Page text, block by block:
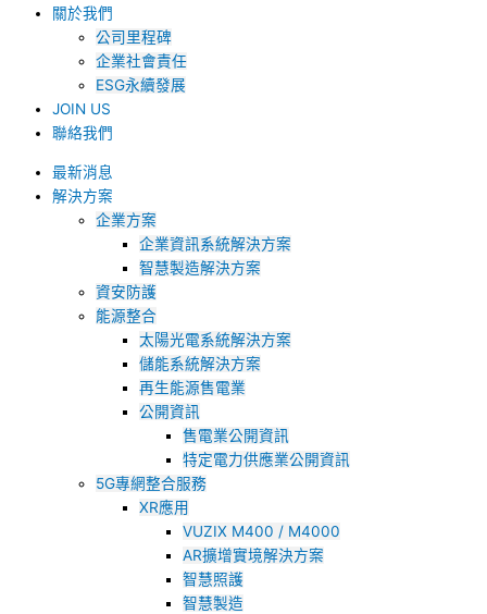
關於我們
公司里程碑
企業社會責任
ESG永續發展
JOIN US
聯絡我們
最新消息
解決方案
企業方案
企業資訊系統解決方案
智慧製造解決方案
資安防護
能源整合
太陽光電系統解決方案
儲能系統解決方案
再生能源售電業
公開資訊
售電業公開資訊
特定電力供應業公開資訊
5G專網整合服務
XR應用
VUZIX M400 / M4000
AR擴增實境解決方案
智慧照護
智慧製造